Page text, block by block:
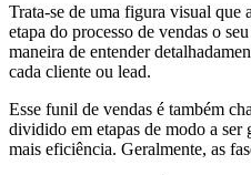
Trata-se de uma figura visual que
etapa do processo de vendas o
maneira de entender
cada cliente ou lead.
Esse funil de vendas é também
dividido em etapas de modo a
mais eficiência. Geralmente, as